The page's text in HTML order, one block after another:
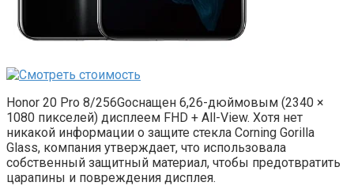
Honor 20 Pro 8/256Gоснащен 6,26-дюймовым (2340 ×
1080 пикселей) дисплеем FHD + All-View. Хотя нет
никакой информации о защите стекла Corning Gorilla
Glass, компания утверждает, что использовала
собственный защитный материал, чтобы предотвратить
царапины и повреждения дисплея.